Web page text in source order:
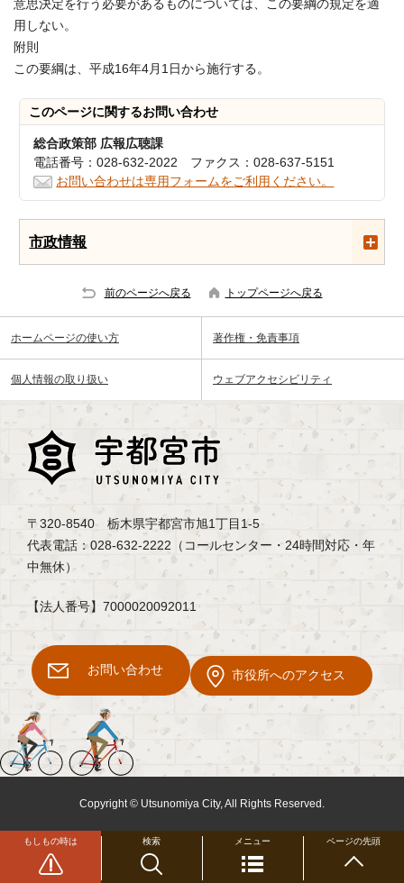
意思決定を行う必要があるものについては、この要綱の規定を適
用しない。
附則
この要綱は、平成16年4月1日から施行する。
このページに関するお問い合わせ
総合政策部 広報広聴課
電話番号：028-632-2022 ファクス：028-637-5151
お問い合わせは専用フォームをご利用ください。
市政情報
前のページへ戻る トップページへ戻る
検索
もしもの時は メニュー ページの先頭
ホームページの使い方 著作権・免責事項
個人情報の取り扱い ウェブアクセシビリティ
〒320-8540 栃木県宇都宮市旭1丁目1-5
代表電話：028-632-2222（コールセンター・24時間対応・年
中無休）
【法人番号】7000020092011
お問い合わせ 市役所へのアクセス
Copyright © Utsunomiya City, All Rights Reserved.